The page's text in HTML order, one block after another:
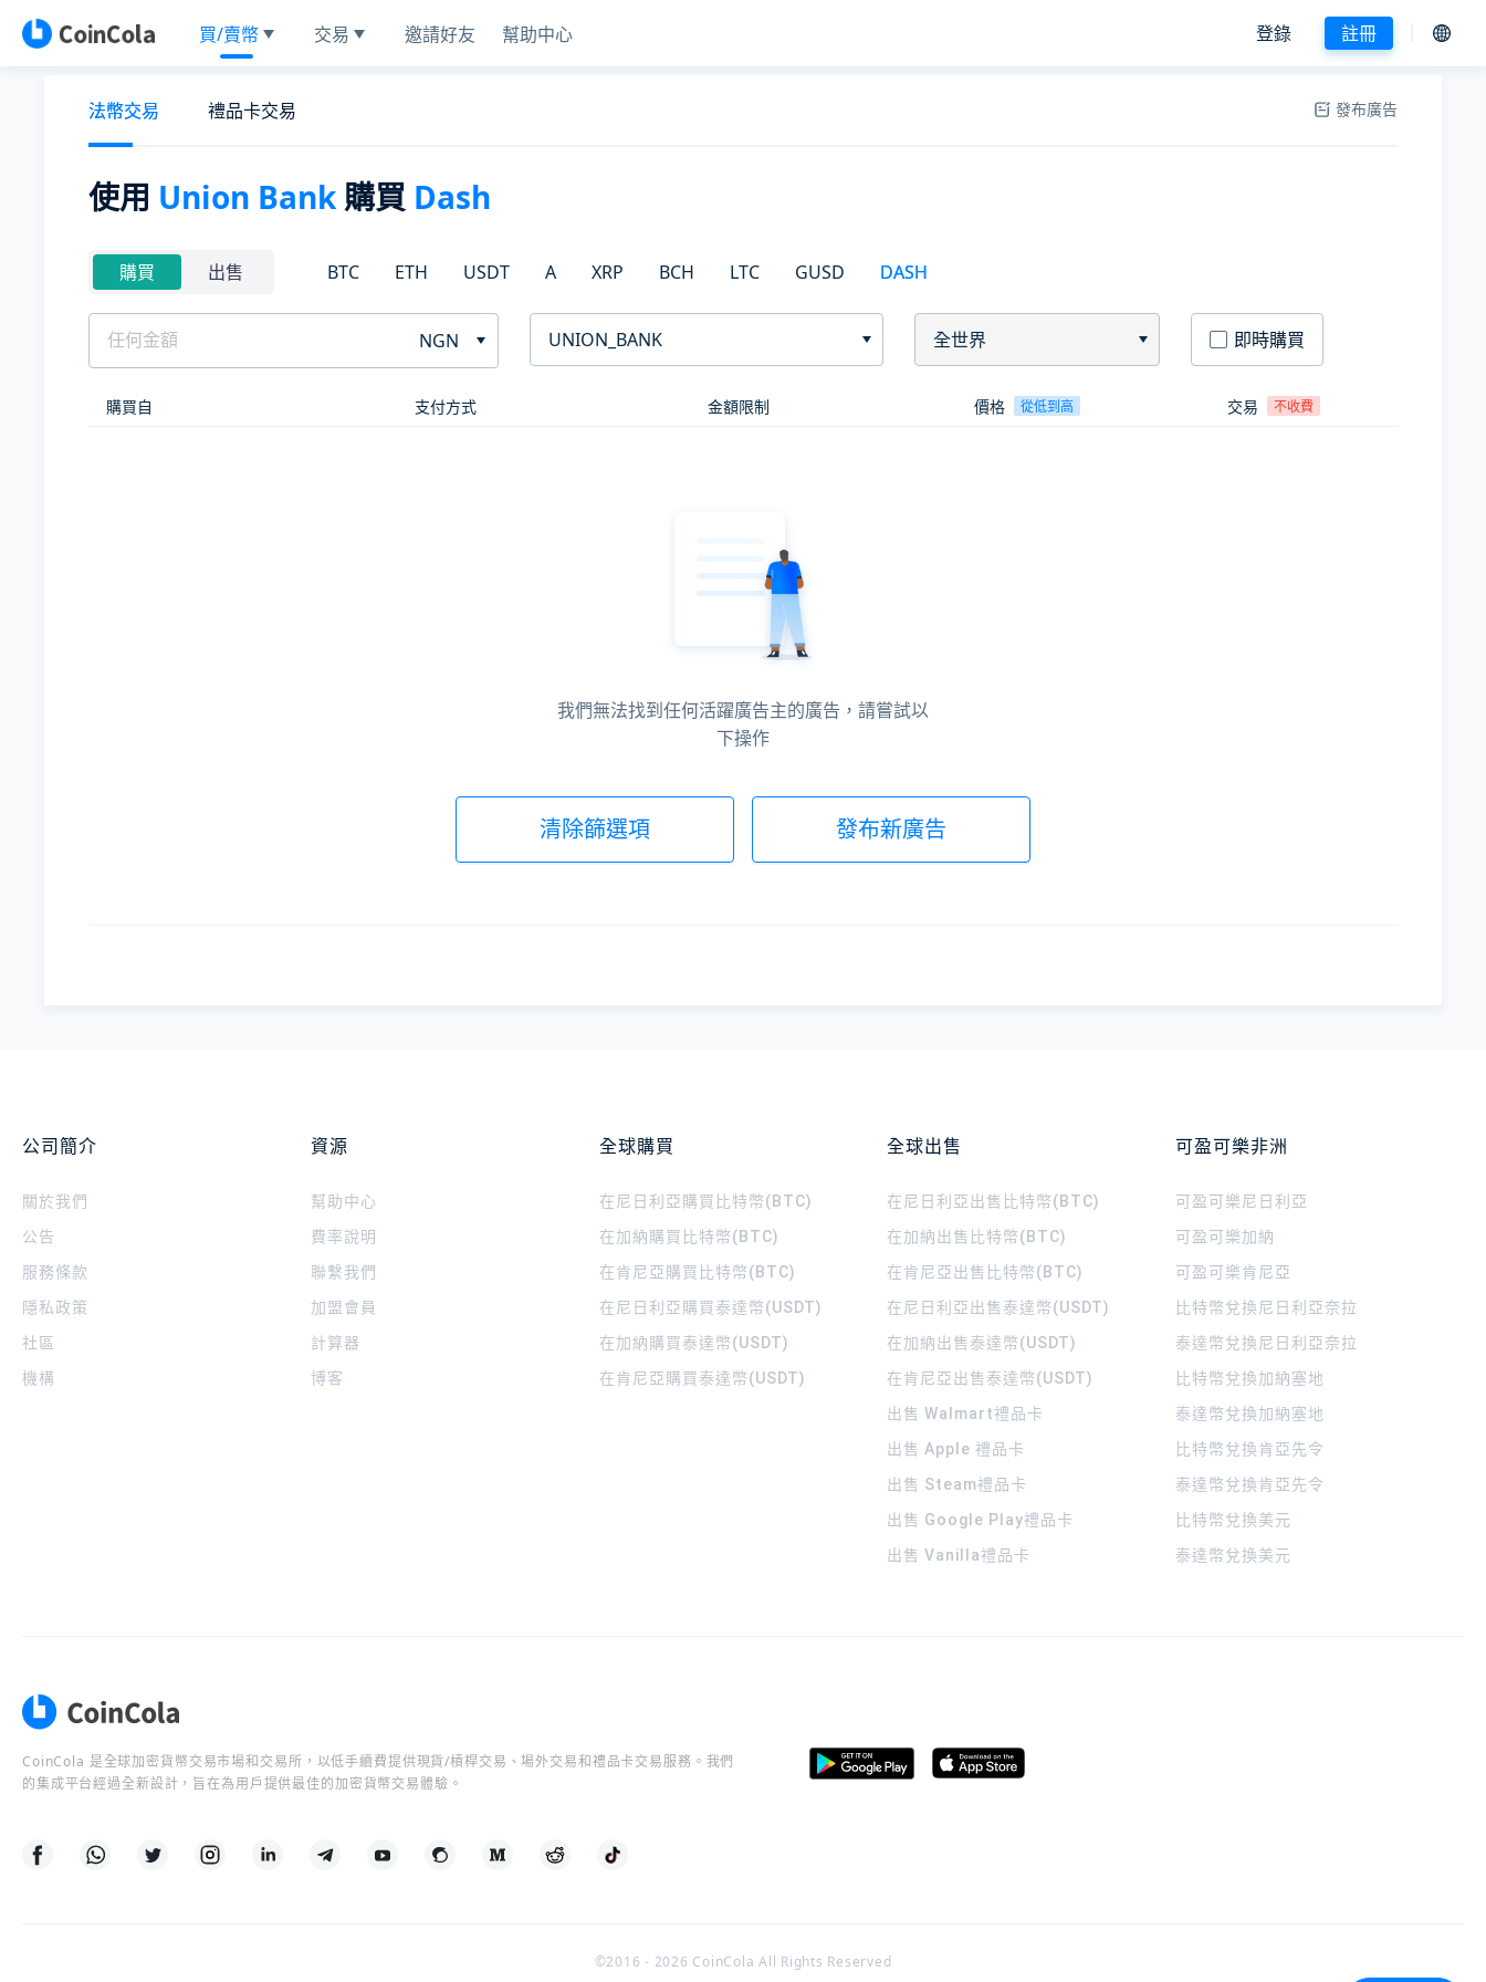
買/賣幣 交易 邀請好友 幫助中心 登錄 註冊
法幣交易 禮品卡交易 發布廣告
使用 Union Bank 購買 Dash
購買 出售 BTC ETH USDT A XRP BCH LTC GUSD DASH
NGN UNION_BANK 全世界 即時購買
購買自 支付方式 金額限制 價格 從低到高 交易 不收費
我們無法找到任何活躍廣告主的廣告，請嘗試以
下操作
清除篩選項 發布新廣告
公司簡介
關於我們
公告
服務條款
隱私政策
社區
機構
資源
幫助中心
費率說明
聯繫我們
加盟會員
計算器
博客
全球購買
在尼日利亞購買比特幣(BTC)
在加納購買比特幣(BTC)
在肯尼亞購買比特幣(BTC)
在尼日利亞購買泰達幣(USDT)
在加納購買泰達幣(USDT)
在肯尼亞購買泰達幣(USDT)
全球出售
在尼日利亞出售比特幣(BTC)
在加納出售比特幣(BTC)
在肯尼亞出售比特幣(BTC)
在尼日利亞出售泰達幣(USDT)
在加納出售泰達幣(USDT)
在肯尼亞出售泰達幣(USDT)
出售 Walmart禮品卡
出售 Apple 禮品卡
出售 Steam禮品卡
出售 Google Play禮品卡
出售 Vanilla禮品卡
可盈可樂非洲
可盈可樂 尼日利亞
可盈可樂加納
可盈可樂肯尼亞
比特幣兌換尼日利亞奈拉
泰達幣兌換尼日利亞奈拉
比特幣兌換加納塞地
泰達幣兌換加納塞地
比特幣兌換肯亞先令
泰達幣兌換肯亞先令
比特幣兌換美元
泰達幣兌換美元
CoinCola 是全球加密貨幣交易市場和交易所，以低手續費提供現貨/槓桿交易、場外交易和禮品卡交易服務。我們
的集成平台經過全新設計，旨在為用戶提供最佳的加密貨幣交易體驗。
©2016 - 2026 CoinCola All Rights Reserved